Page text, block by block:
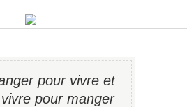
pour vivre et
pour manger